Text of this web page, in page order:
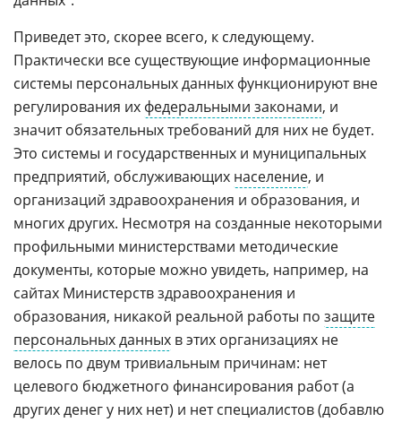
Приведет это, скорее всего, к следующему.
Практически все существующие информационные
системы персональных данных функционируют вне
регулирования их федеральными законами, и
значит обязательных требований для них не будет.
Это системы и государственных и муниципальных
предприятий, обслуживающих население, и
организаций здравоохранения и образования, и
многих других. Несмотря на созданные некоторыми
профильными министерствами методические
документы, которые можно увидеть, например, на
сайтах Министерств здравоохранения и
образования, никакой реальной работы по защите
персональных данных в этих организациях не
велось по двум тривиальным причинам: нет
целевого бюджетного финансирования работ (а
других денег у них нет) и нет специалистов (добавлю